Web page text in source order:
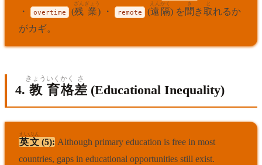
・
overtime (残
ざん
業
ぎょう
) ・ remote (遠
えん
隔
かく
) を 聞
き
き取
と
れるか
がカギ。
4. 教
きょう
育
いく
格
かく
差
さ
(Educational Inequality)
英文
えいぶん
(5): Although primary education is free in most
countries, gaps in educational opportunities still exist.